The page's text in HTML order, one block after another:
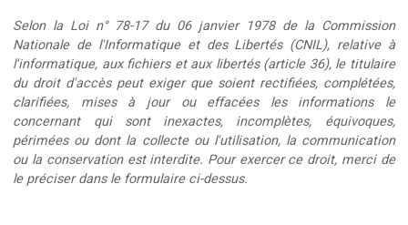
Selon la Loi n° 78-17 du 06 janvier 1978 de la Commission
Nationale de l'Informatique et des Libertés (CNIL), relative à
l'informatique, aux fichiers et aux libertés (article 36), le titulaire
du droit d'accès peut exiger que soient rectifiées, complétées,
clarifiées, mises à jour ou effacées les informations le
concernant qui sont inexactes, incomplètes, équivoques,
périmées ou dont la collecte ou l'utilisation, la communication
ou la conservation est interdite. Pour exercer ce droit, merci de
le préciser dans le formulaire ci-dessus.